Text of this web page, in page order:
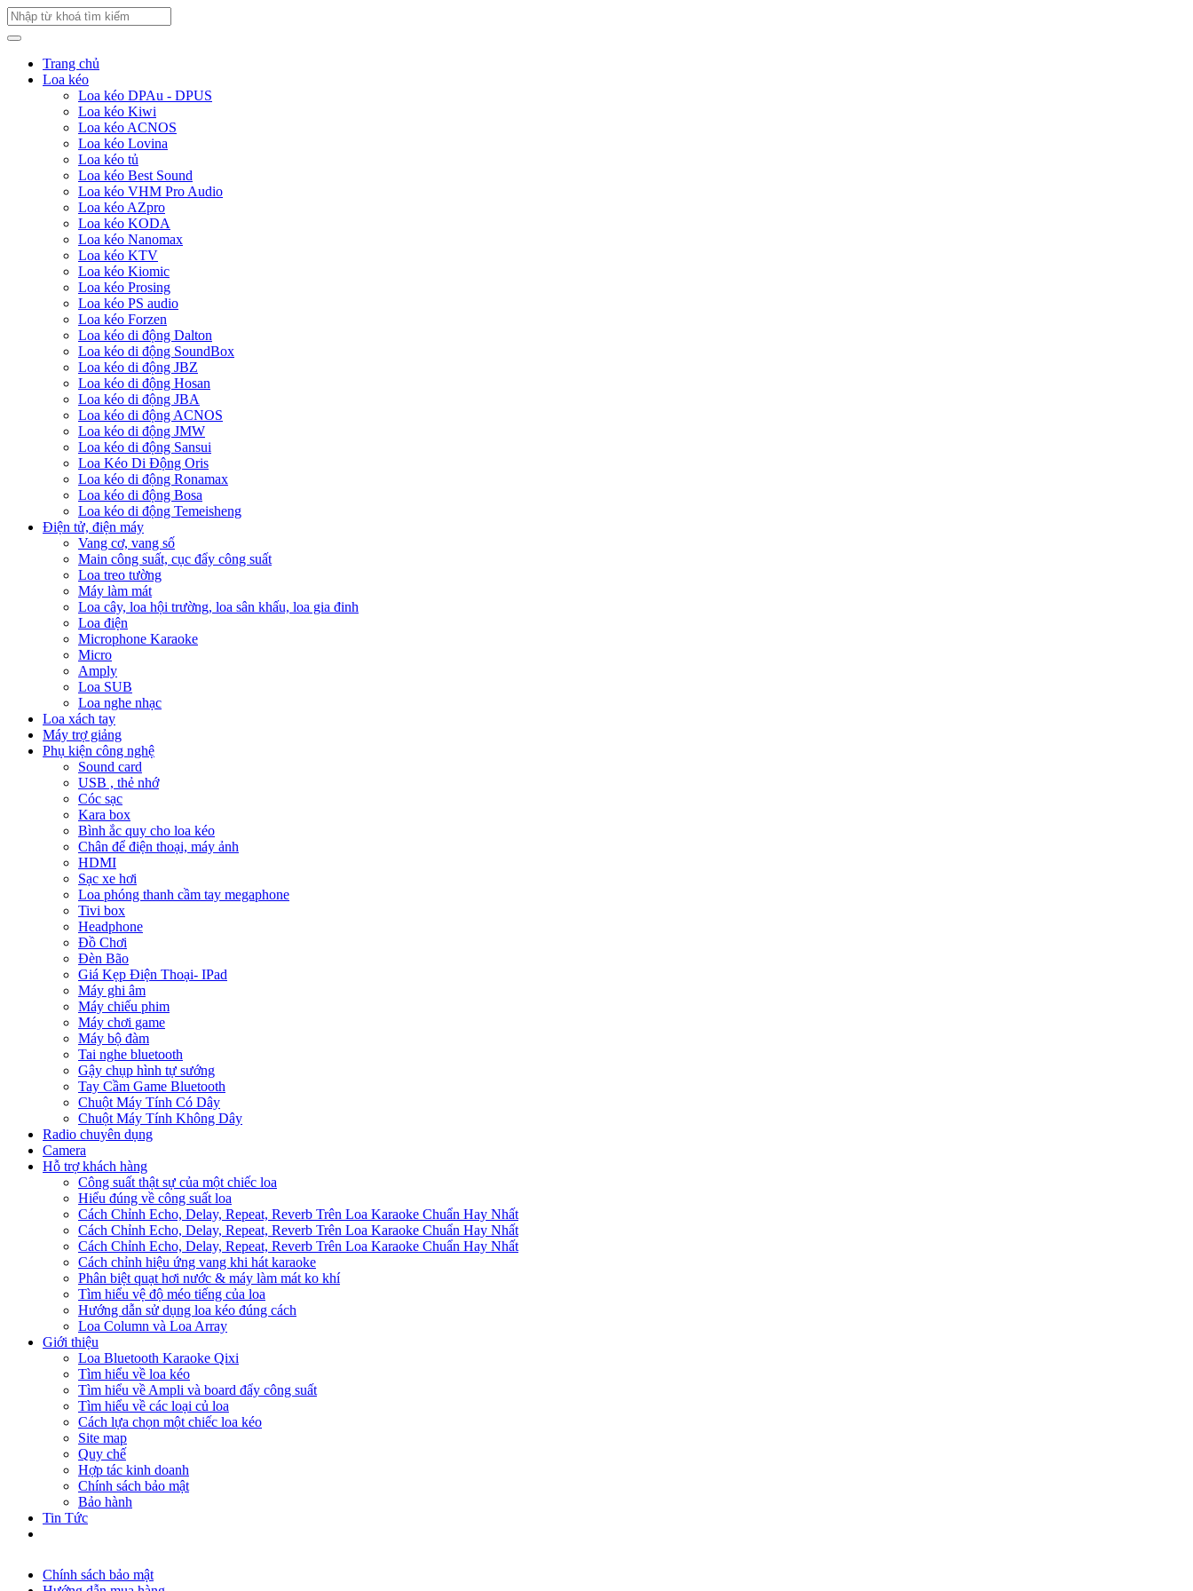
Trang chủ
Loa kéo
Loa kéo DPAu - DPUS
Loa kéo Kiwi
Loa kéo ACNOS
Loa kéo Lovina
Loa kéo tủ
Loa kéo Best Sound
Loa kéo VHM Pro Audio
Loa kéo AZpro
Loa kéo KODA
Loa kéo Nanomax
Loa kéo KTV
Loa kéo Kiomic
Loa kéo Prosing
Loa kéo PS audio
Loa kéo Forzen
Loa kéo di động Dalton
Loa kéo di động SoundBox
Loa kéo di động JBZ
Loa kéo di động Hosan
Loa kéo di động JBA
Loa kéo di động ACNOS
Loa kéo di động JMW
Loa kéo di động Sansui
Loa Kéo Di Động Oris
Loa kéo di động Ronamax
Loa kéo di động Bosa
Loa kéo di động Temeisheng
Điện tử, điện máy
Vang cơ, vang số
Main công suất, cục đẩy công suất
Loa treo tường
Máy làm mát
Loa cây, loa hội trường, loa sân khấu, loa gia đinh
Loa điện
Microphone Karaoke
Micro
Amply
Loa SUB
Loa nghe nhạc
Loa xách tay
Máy trợ giảng
Phụ kiện công nghệ
Sound card
USB , thẻ nhớ
Cóc sạc
Kara box
Bình ắc quy cho loa kéo
Chân để điện thoại, máy ảnh
HDMI
Sạc xe hơi
Loa phóng thanh cầm tay megaphone
Tivi box
Headphone
Đồ Chơi
Đèn Bão
Giá Kẹp Điện Thoại- IPad
Máy ghi âm
Máy chiếu phim
Máy chơi game
Máy bộ đàm
Tai nghe bluetooth
Gậy chụp hình tự sướng
Tay Cầm Game Bluetooth
Chuột Máy Tính Có Dây
Chuột Máy Tính Không Dây
Radio chuyên dụng
Camera
Hỗ trợ khách hàng
Công suất thật sự của một chiếc loa
Hiểu đúng về công suất loa
Cách Chỉnh Echo, Delay, Repeat, Reverb Trên Loa Karaoke Chuẩn Hay Nhất
Cách Chỉnh Echo, Delay, Repeat, Reverb Trên Loa Karaoke Chuẩn Hay Nhất
Cách Chỉnh Echo, Delay, Repeat, Reverb Trên Loa Karaoke Chuẩn Hay Nhất
Cách chỉnh hiệu ứng vang khi hát karaoke
Phân biệt quạt hơi nước & máy làm mát ko khí
Tìm hiểu vệ độ méo tiếng của loa
Hướng dẫn sử dụng loa kéo đúng cách
Loa Column và Loa Array
Giới thiệu
Loa Bluetooth Karaoke Qixi
Tìm hiểu về loa kéo
Tìm hiểu về Ampli và board đẩy công suất
Tìm hiểu về các loại củ loa
Cách lựa chọn một chiếc loa kéo
Site map
Quy chế
Hợp tác kinh doanh
Chính sách bảo mật
Bảo hành
Tin Tức
Chính sách bảo mật